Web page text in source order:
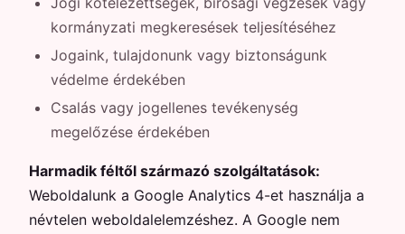
kormányzati megkeresések teljesítéséhez
Jogaink, tulajdonunk vagy biztonságunk
védelme érdekében
Csalás vagy jogellenes tevékenység
megelőzése érdekében
Harmadik féltől származó szolgáltatások:
Weboldalunk a Google Analytics 4-et használja a
névtelen weboldalelemzéshez. A Google nem